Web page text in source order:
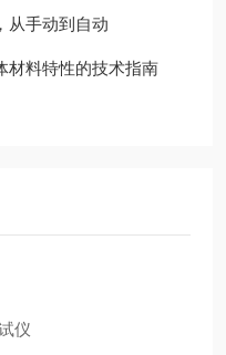
从手动到自动
材料特性的技术指南
仪